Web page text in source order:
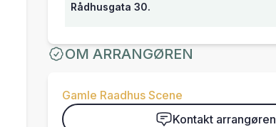
Rådhusgata 30.
OM ARRANGØREN
Gamle Raadhus Scene
Kontakt arrangøren